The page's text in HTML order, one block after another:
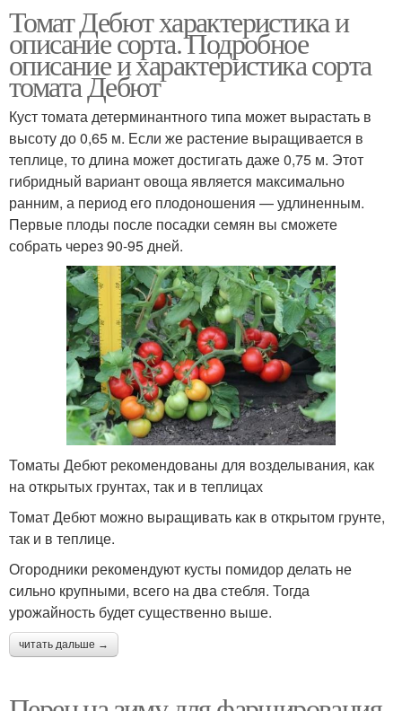
Томат Дебют характеристика и
описание сорта. Подробное
описание и характеристика сорта
томата Дебют
Куст томата детерминантного типа может вырастать в
высоту до 0,65 м. Если же растение выращивается в
теплице, то длина может достигать даже 0,75 м. Этот
гибридный вариант овоща является максимально
ранним, а период его плодоношения — удлиненным.
Первые плоды после посадки семян вы сможете
собрать через 90-95 дней.
Томаты Дебют рекомендованы для возделывания, как
на открытых грунтах, так и в теплицах
Томат Дебют можно выращивать как в открытом грунте,
так и в теплице.
Огородники рекомендуют кусты помидор делать не
сильно крупными, всего на два стебля. Тогда
урожайность будет существенно выше.
читать дальше →